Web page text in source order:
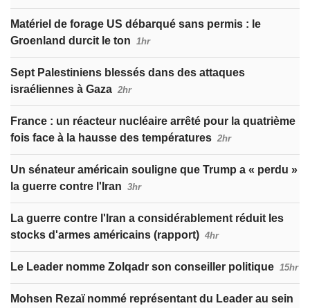
Matériel de forage US débarqué sans permis : le
Groenland durcit le ton 1hr
Sept Palestiniens blessés dans des attaques
israéliennes à Gaza 2hr
France : un réacteur nucléaire arrêté pour la quatrième
fois face à la hausse des températures 2hr
Un sénateur américain souligne que Trump a « perdu »
la guerre contre l'Iran 3hr
La guerre contre l'Iran a considérablement réduit les
stocks d'armes américains (rapport) 4hr
Le Leader nomme Zolqadr son conseiller politique 15hr
Mohsen Rezaï nommé représentant du Leader au sein